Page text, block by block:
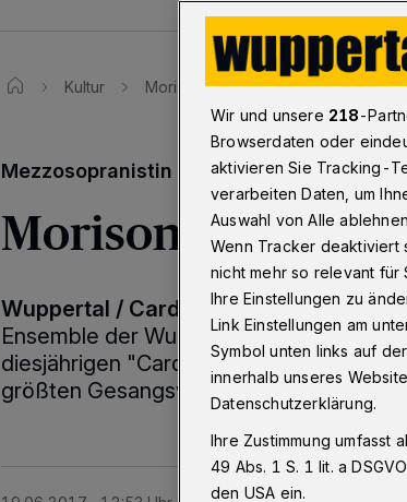
Kultur Morison triumphiert in Cardiff
Mezzosopranistin der Wuppertaler Oper
Morison
Wuppertal / Cardiff ·Catriona Morison,
Ensemble der Wuppertaler Oper, ist als
diesjährigen "Cardiff Singer of the
größten Gesangswettbewerbe
Wir und unsere 218-
Browserdaten oder
aktivieren Sie Tracking-
verarbeiten Daten, um
Auswahl von Alle
Wenn Tracker deaktiviert
nicht mehr so relevant
Ihre Einstellungen zu
Link Einstellungen am
Symbol unten links auf
innerhalb unseres
Datenschutzerklärung.
Ihre Zustimmung umfasst
49 Abs. 1 S. 1 lit. a
den USA ein.